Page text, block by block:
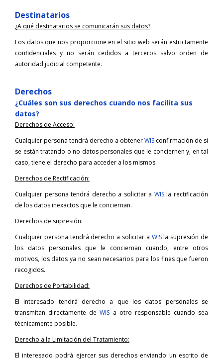
Destinatarios
¿A qué destinatarios se comunicarán sus datos?
Los datos que nos proporcione en el sitio web serán estrictamente
confidenciales y no serán cedidos a terceros salvo orden de
autoridad judicial competente.
Derechos
¿Cuáles son sus derechos cuando nos facilita sus
datos?
Derechos de Acceso:
Cualquier persona tendrá derecho a obtenerWIS confirmación de si
se están tratando o no datos personales que le conciernen y, en tal
caso, tiene el derecho para acceder a los mismos.
Derechos de Rectificación:
Cualquier persona tendrá derecho a solicitar a WISla rectificación
de los datos inexactos que le conciernan.
Derechos de supresión:
Cualquier persona tendrá derecho a solicitar a WISla supresión de
los datos personales que le conciernan cuando, entre otros
motivos, los datos ya no sean necesarios para los fines que fueron
recogidos.
Derechos de Portabilidad:
El interesado tendrá derecho a que los datos personales se
transmitan directamente deWIS a otro responsable cuando sea
técnicamente posible.
Derecho a la Limitación del Tratamiento:
El interesado podrá ejercer sus derechos enviando un escrito de